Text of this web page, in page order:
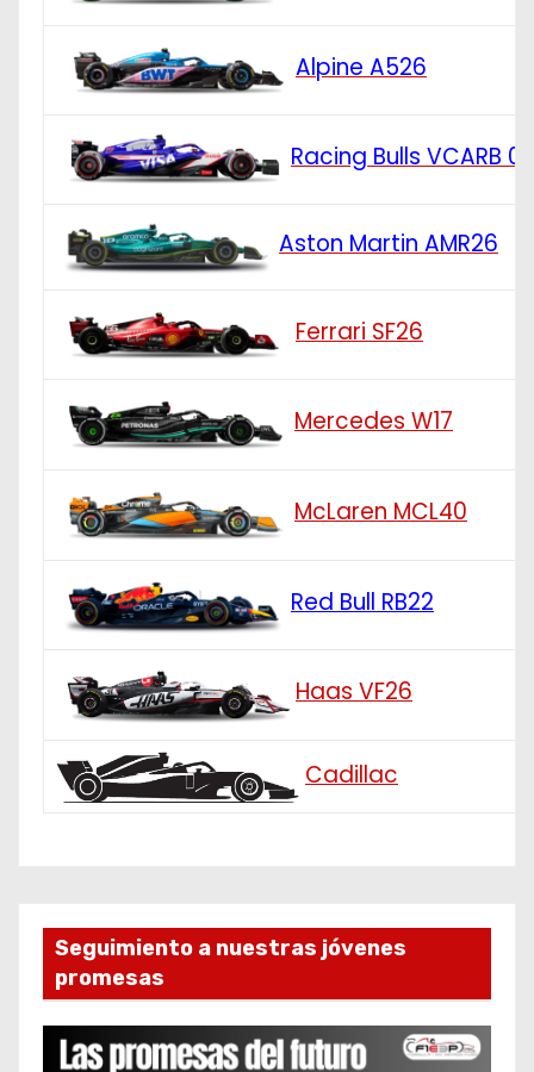
Alpine A526
Racing Bulls VCARB 03
Aston Martin AMR26
Ferrari SF26
Mercedes W17
McLaren MCL40
Red Bull RB22
Haas VF26
Cadillac
Seguimiento a nuestras jóvenes
promesas